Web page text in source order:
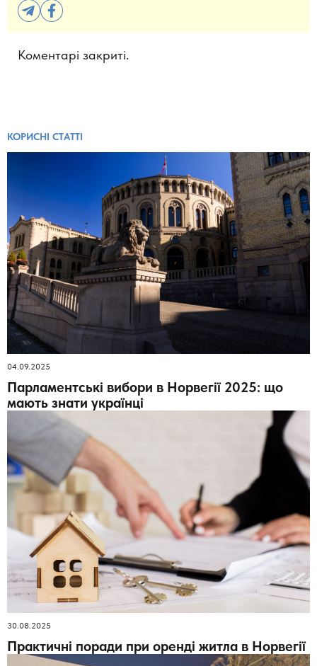
Коментарі закриті.
КОРИСНІ СТАТТІ
04.09.2025
Парламентські вибори в Норвегії 2025: що
мають знати українці
30.08.2025
Практичні поради при оренді житла в Норвегії